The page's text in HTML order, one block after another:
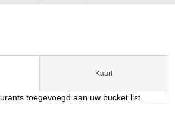
Kaart
toegevoegd aan uw bucket list.